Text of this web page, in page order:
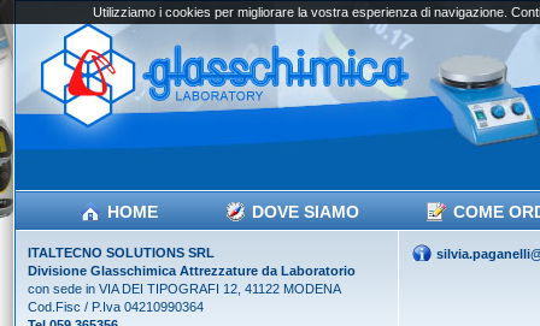
HOME DOVE SIAMO COME
ITALTECNO SOLUTIONS SRL
Divisione Glasschimica Attrezzature da Laboratorio
con sede in VIA DEI TIPOGRAFI 12, 41122 MODENA
Cod.Fisc / P.Iva 04210990364
Utilizziamo i cookies per migliorare la vostra esperienza di navigazione.